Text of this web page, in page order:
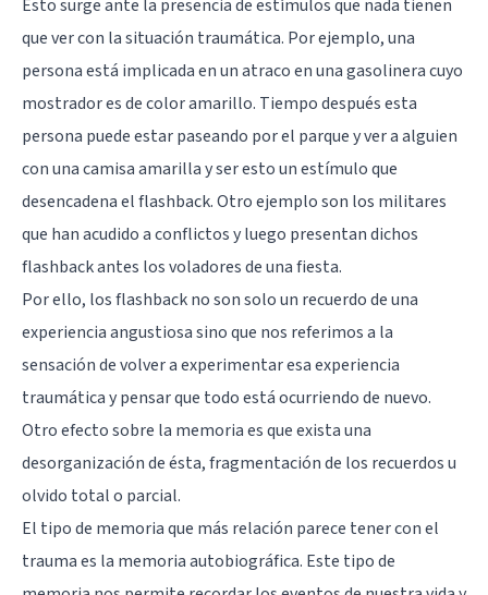
Esto surge ante la presencia de estímulos que nada tienen
que ver con la situación traumática. Por ejemplo, una
persona está implicada en un atraco en una gasolinera cuyo
mostrador es de color amarillo. Tiempo después esta
persona puede estar paseando por el parque y ver a alguien
con una camisa amarilla y ser esto un estímulo que
desencadena el flashback. Otro ejemplo son los militares
que han acudido a conflictos y luego presentan dichos
flashback antes los voladores de una fiesta.
Por ello, los flashback no son solo un recuerdo de una
experiencia angustiosa sino que nos referimos a la
sensación de volver a experimentar esa experiencia
traumática y pensar que todo está ocurriendo de nuevo.
Otro efecto sobre la memoria es que exista una
desorganización de ésta, fragmentación de los recuerdos u
olvido total o parcial.
El tipo de memoria que más relación parece tener con el
trauma es la memoria autobiográfica. Este tipo de